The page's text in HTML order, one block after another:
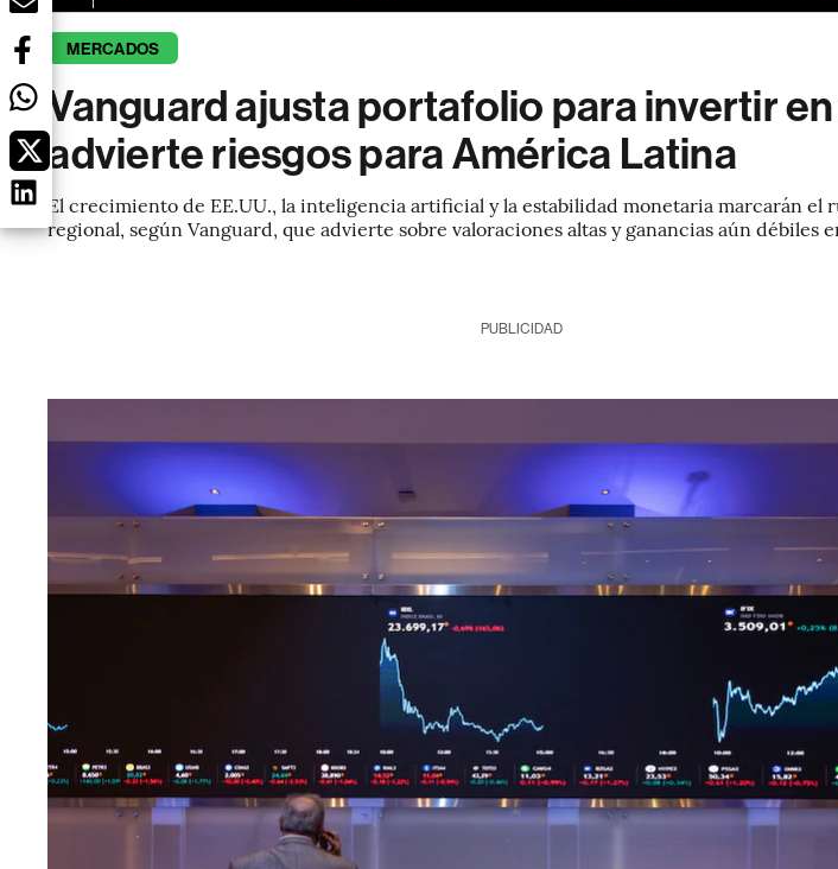
MERCADOS
Vanguard ajusta portafolio para invertir
advierte riesgos para América Latina
El crecimiento de EE.UU., la inteligencia artificial y la estabilidad monetaria marcarán el
regional, según Vanguard, que advierte sobre valoraciones altas y ganancias aún débiles
PUBLICIDAD